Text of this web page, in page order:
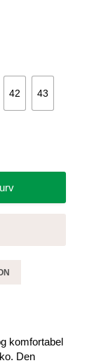
42 43
komfortabel
Den